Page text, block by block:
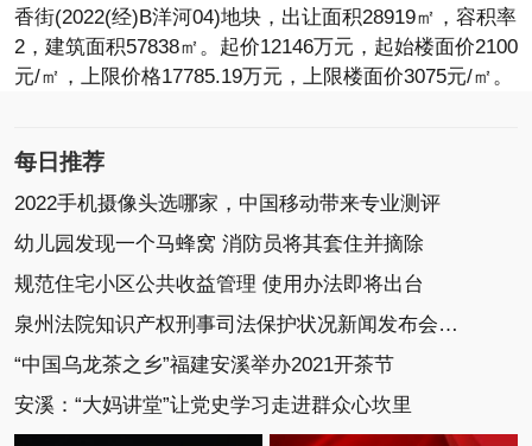
香街(2022(经)B洋河04)地块，出让面积28919㎡，容积率
2，建筑面积57838㎡。起价12146万元，起始楼面价2100
元/㎡，上限价格17785.19万元，上限楼面价3075元/㎡。
每日推荐
2022手机摄像头选哪家，中国移动带来专业测评
幼儿园发现一个马蜂窝 消防员将其套住并摘除
规范住宅小区公共收益管理 使用办法即将出台
泉州法院知识产权刑事司法保护状况新闻发布会召开
“中国乌龙茶之乡”福建安溪举办2021开茶节
安溪：“大妈讲堂”让党史学习走进群众心坎里